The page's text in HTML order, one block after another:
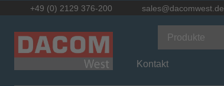
+49 (0) 2129 376-200 sales@dacomwest.de
Produkte
Kontakt